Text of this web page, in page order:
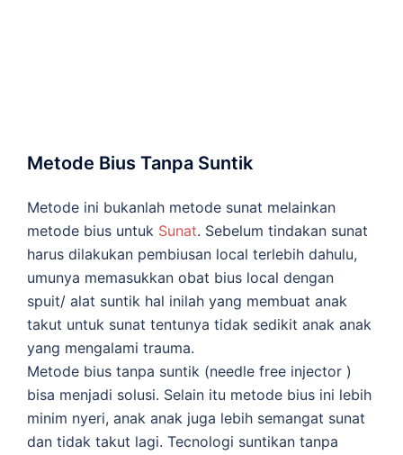
Metode Bius Tanpa Suntik
Metode ini bukanlah metode sunat melainkan
metode bius untuk Sunat. Sebelum tindakan sunat
harus dilakukan pembiusan local terlebih dahulu,
umunya memasukkan obat bius local dengan
spuit/ alat suntik hal inilah yang membuat anak
takut untuk sunat tentunya tidak sedikit anak anak
yang mengalami trauma.
Metode bius tanpa suntik (needle free injector )
bisa menjadi solusi. Selain itu metode bius ini lebih
minim nyeri, anak anak juga lebih semangat sunat
dan tidak takut lagi. Tecnologi suntikan tanpa